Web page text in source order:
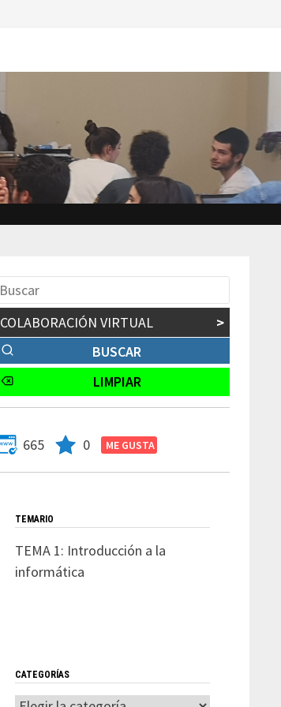
COLABORACIÓN VIRTUAL >
665 0
TEMARIO
TEMA 1: Introducción a la
informática
CATEGORÍAS